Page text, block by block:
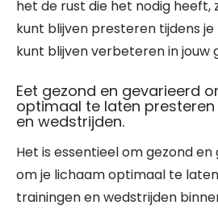
het de rust die het nodig heeft,
kunt blijven presteren tijdens
kunt blijven verbeteren in jouw
Eet gezond en gevarieerd
optimaal te laten
en wedstrijden.
Het is essentieel om gezond
om je lichaam optimaal te
trainingen en wedstrijden